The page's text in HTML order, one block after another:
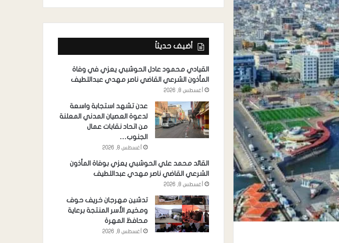
أضيف حديثاً
القيادي محمود عادل الحوشبي يعزي في وفاة
المأذون الشرعي القاضي ناصر مهدي عبداللطيف
أغسطس 8, 2026
عدن تشهد استجابة واسعة
لدعوة العصيان المدني المعلنة
من اتحاد نقابات عمال
الجنوب…
أغسطس 8, 2026
القائد محمد علي الحوشبي يعزي بوفاة المأذون
الشرعي القاضي ناصر مهدي عبداللطيف
أغسطس 8, 2026
تدشين مهرجان خريف حوف
ومخيم الأسر المنتجة برعاية
محافظ المهرة
أغسطس 8, 2026